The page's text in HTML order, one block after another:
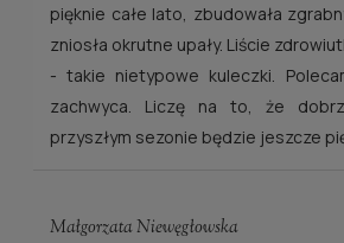
pięknie całe lato, zbudowała
zniosła okrutne upały. Liście
- takie nietypowe kuleczki.
zachwyca. Liczę na to, że
przyszłym sezonie będzie jeszcze
Małgorzata Niewęgłowska